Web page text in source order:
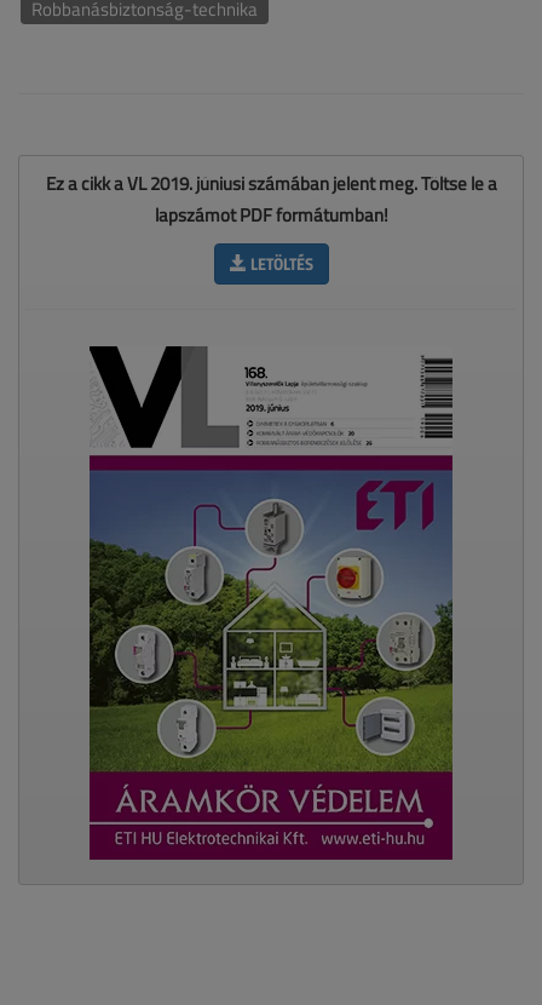
Robbanásbiztonság-technika
Ez a cikk a VL 2019. júniusi számában jelent meg. Töltse le a
lapszámot PDF formátumban!
LETÖLTÉS